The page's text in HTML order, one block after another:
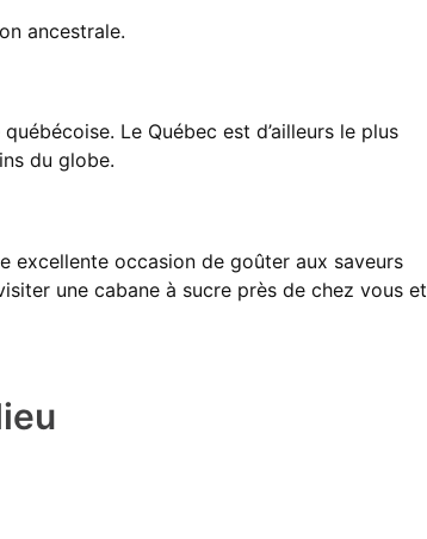
ancestrale.
Le Québec est d’ailleurs le plus
du globe.
excellente occasion de goûter aux saveurs
une cabane à sucre près de chez vous et